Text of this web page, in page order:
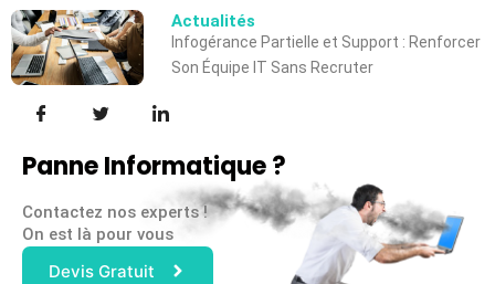
Actualités
Infogérance Partielle et Support : Renforcer
Son Équipe IT Sans Recruter
Panne Informatique ?
Contactez nos experts !
On est là pour vous
Devis Gratuit